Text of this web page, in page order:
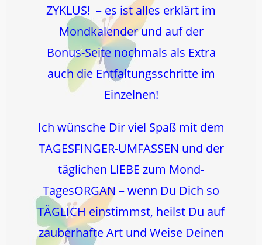
ZYKLUS! – es ist alles erklärt im
Mondkalender und auf der
Bonus-Seite nochmals als Extra
auch die Entfaltungsschritte im
Einzelnen!
Ich wünsche Dir viel Spaß mit dem
TAGESFINGER-UMFASSEN und der
täglichen LIEBE zum Mond-
TagesORGAN – wenn Du Dich so
TÄGLICH einstimmst, heilst Du auf
zauberhafte Art und Weise Deinen